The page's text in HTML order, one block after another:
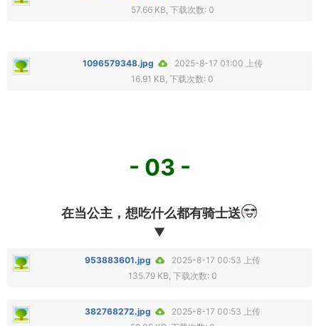
57.66 KB, 下载次数: 0
1096579348.jpg
2025-8-17 01:00 上传
16.91 KB, 下载次数: 0
- 03 -
在当公主，想吃什么都有骑士送
▼
953883601.jpg
2025-8-17 00:53 上传
135.79 KB, 下载次数: 0
382768272.jpg
2025-8-17 00:53 上传